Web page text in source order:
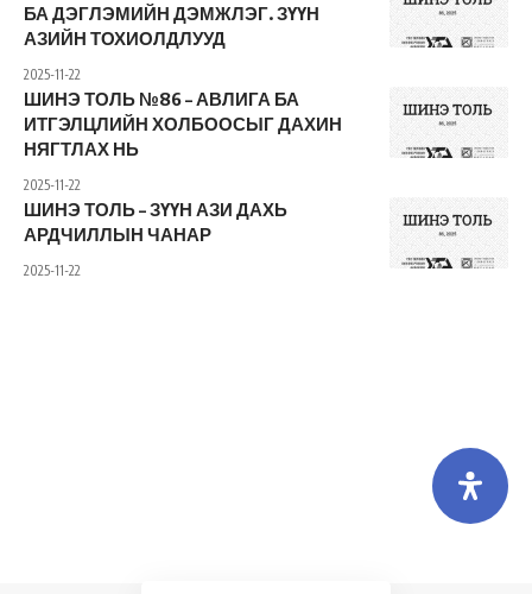
БА ДЭГЛЭМИЙН ДЭМЖЛЭГ. ЗҮҮН
АЗИЙН ТОХИОЛДЛУУД
2025-11-22
ШИНЭ ТОЛЬ №86 – АВЛИГА БА
ИТГЭЛЦЛИЙН ХОЛБООСЫГ ДАХИН
НЯГТЛАХ НЬ
2025-11-22
ШИНЭ ТОЛЬ – ЗҮҮН АЗИ ДАХЬ
АРДЧИЛЛЫН ЧАНАР
2025-11-22